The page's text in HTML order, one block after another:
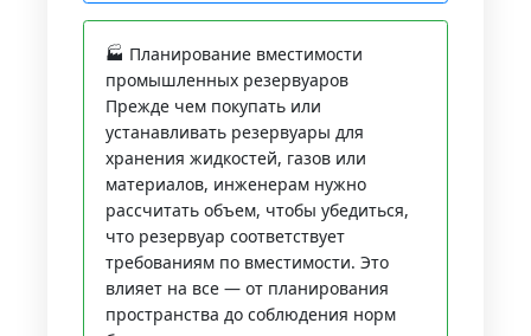
🏭 Планирование вместимости
промышленных резервуаров
Прежде чем покупать или
устанавливать резервуары для
хранения жидкостей, газов или
материалов, инженерам нужно
рассчитать объем, чтобы убедиться,
что резервуар соответствует
требованиям по вместимости. Это
влияет на все — от планирования
пространства до соблюдения норм